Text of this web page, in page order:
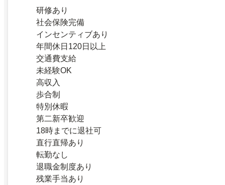
研修あり
社会保険完備
インセンティブあり
年間休日120日以上
交通費支給
未経験OK
高収入
歩合制
特別休暇
第二新卒歓迎
18時までに退社可
直行直帰あり
転勤なし
退職金制度あり
残業手当あり